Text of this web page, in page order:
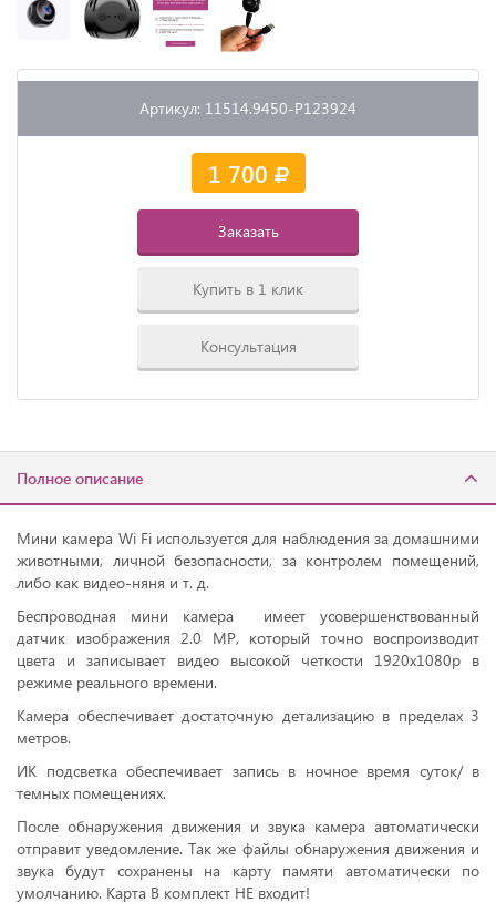
Артикул: 11514.9450-P123924
1 700
Заказать
Купить в 1 клик
Консультация
Полное описание
Мини камера Wi Fi используется для наблюдения за домашними
животными, личной безопасности, за контролем помещений,
либо как видео-няня и т. д.
Беспроводная мини камера имеет усовершенствованный
датчик изображения 2.0 МР, который точно воспроизводит
цвета и записывает видео высокой четкости 1920х1080р в
режиме реального времени.
Камера обеспечивает достаточную детализацию в пределах 3
метров.
ИК подсветка обеспечивает запись в ночное время суток/ в
темных помещениях.
После обнаружения движения и звука камера автоматически
отправит уведомление. Так же файлы обнаружения движения и
звука будут сохранены на карту памяти автоматически по
умолчанию. Карта В комплект НЕ входит!